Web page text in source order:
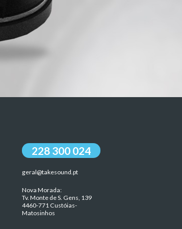
228 300 024
geral@takesound.pt
Nova Morada:
Tv. Monte de S. Gens, 139
4460-771 Custóias-
Matosinhos